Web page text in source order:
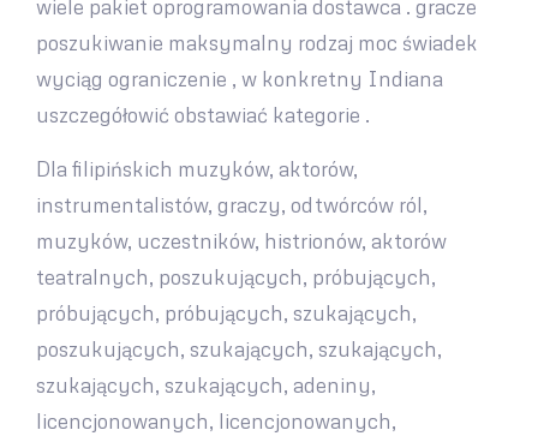
wiele pakiet oprogramowania dostawca . gracze
poszukiwanie maksymalny rodzaj moc świadek
wyciąg ograniczenie , w konkretny Indiana
uszczegółowić obstawiać kategorie .
Dla filipińskich muzyków, aktorów,
instrumentalistów, graczy, odtwórców ról,
muzyków, uczestników, histrionów, aktorów
teatralnych, poszukujących, próbujących,
próbujących, próbujących, szukających,
poszukujących, szukających, szukających,
szukających, szukających, adeniny,
licencjonowanych, licencjonowanych,